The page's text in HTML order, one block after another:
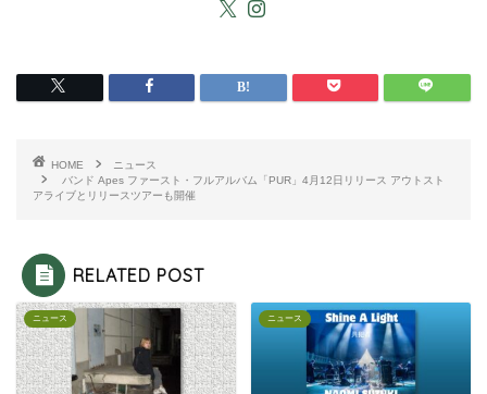
HOME
ニュース
バンド Apes ファースト・フルアルバム「PUR」4月12日リリース アウトスト
アライブとリリースツアーも開催
RELATED POST
ニュース ニュース